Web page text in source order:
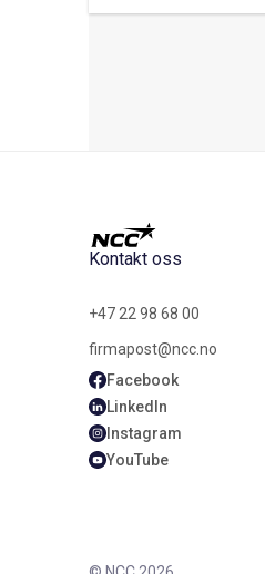
Kontakt oss
+47 22 98 68 00
firmapost@ncc.no
Facebook
LinkedIn
Instagram
YouTube